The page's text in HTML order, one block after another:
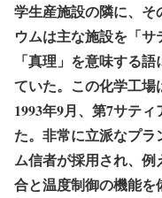
学生産施設の隣に、
ウムは主な施設を「
「真理」を意味する
ていた。この化学工場
1993年9月、第7サテ
た。非常に立派なプラ
ム信者が採用され、
合と温度制御の機能を